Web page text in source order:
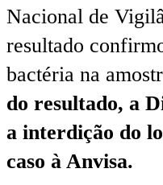
Nacional de
resultado
bactéria na
do resultado, a
a interdição do
caso à Anvisa.